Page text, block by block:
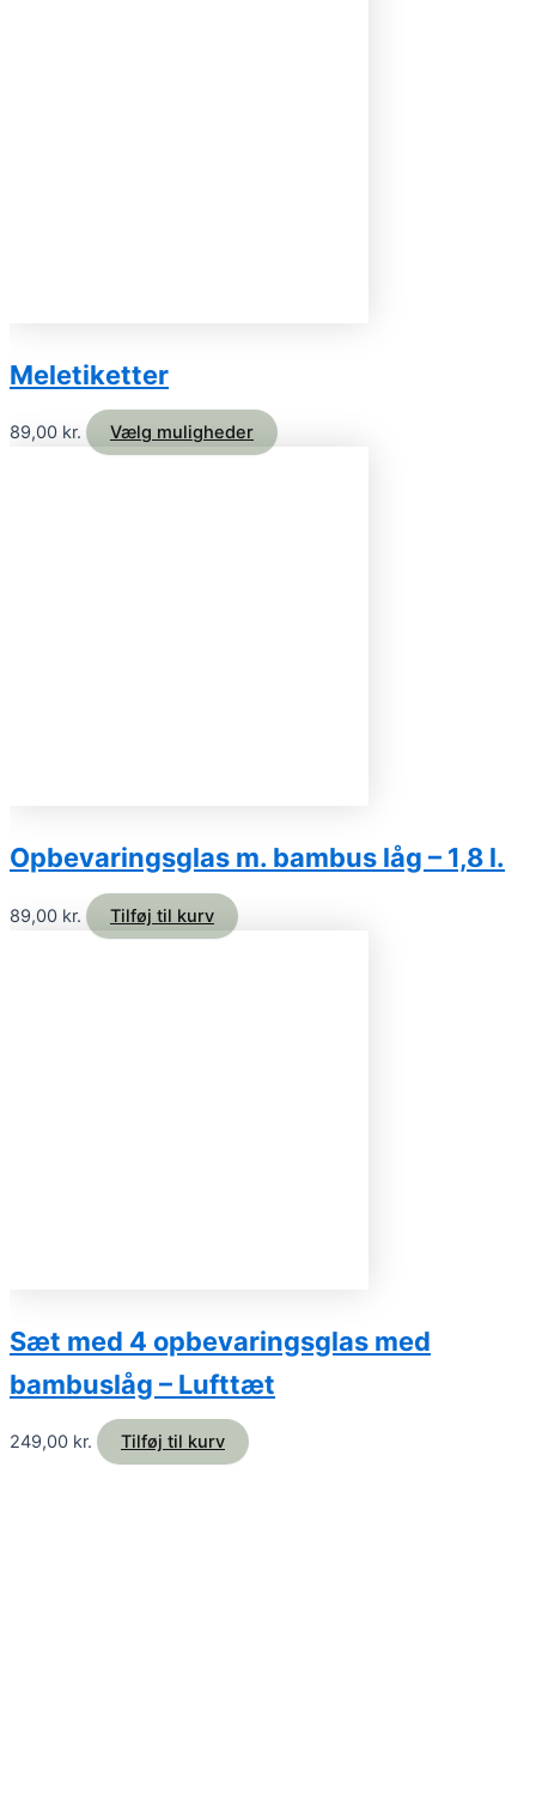
Meletiketter
89,00 kr. Vælg muligheder
Opbevaringsglas m. bambus låg – 1,8 l.
89,00 kr. Tilføj til kurv
Sæt med 4 opbevaringsglas med
bambuslåg – Lufttæt
249,00 kr. Tilføj til kurv